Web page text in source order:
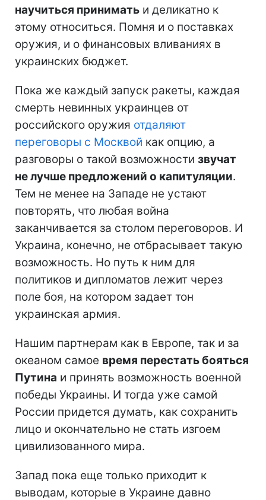
научиться принимать и деликатно к
этому относиться. Помня и о поставках
оружия, и о финансовых вливаниях в
украинских бюджет.
Пока же каждый запуск ракеты, каждая
смерть невинных украинцев от
российского оружия отдаляют
переговоры с Москвой как опцию, а
разговоры о такой возможности звучат
не лучше предложений о капитуляции.
Тем не менее на Западе не устают
повторять, что любая война
заканчивается за столом переговоров. И
Украина, конечно, не отбрасывает такую
возможность. Но путь к ним для
политиков и дипломатов лежит через
поле боя, на котором задает тон
украинская армия.
Нашим партнерам как в Европе, так и за
океаном самое время перестать бояться
Путина и принять возможность военной
победы Украины. И тогда уже самой
России придется думать, как сохранить
лицо и окончательно не стать изгоем
цивилизованного мира.
Запад пока еще только приходит к
выводам, которые в Украине давно